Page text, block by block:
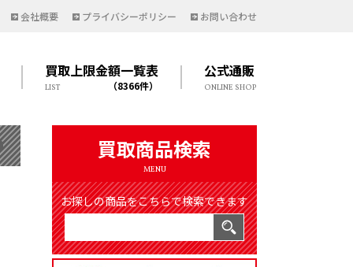
会社概要 プライバシーポリシー お問い合わせ
買取上限金額一覧表
（8366件）
LIST
公式通販
ONLINE SHOP
買取商品検索
MENU
お探しの商品をこちらで検索できます